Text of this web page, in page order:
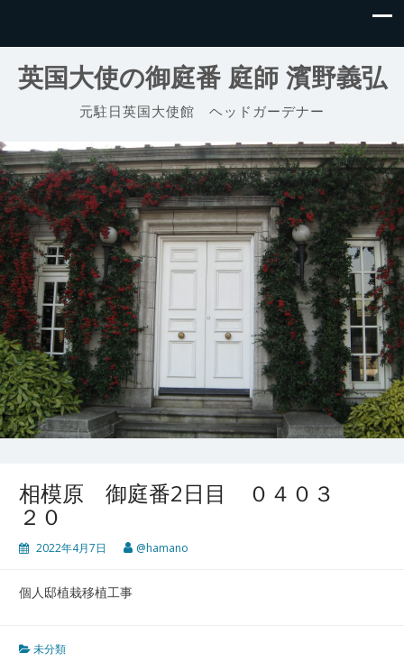
英国大使の御庭番 庭師 濱野義弘
元駐日英国大使館 ヘッドガーデナー
相模原 御庭番2日目 ０４０３
２０
2022年4月7日 @hamano
個人邸植栽移植工事
未分類